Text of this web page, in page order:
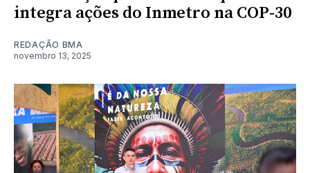
integra ações do Inmetro na COP-30
REDAÇÃO BMA
novembro 13, 2025